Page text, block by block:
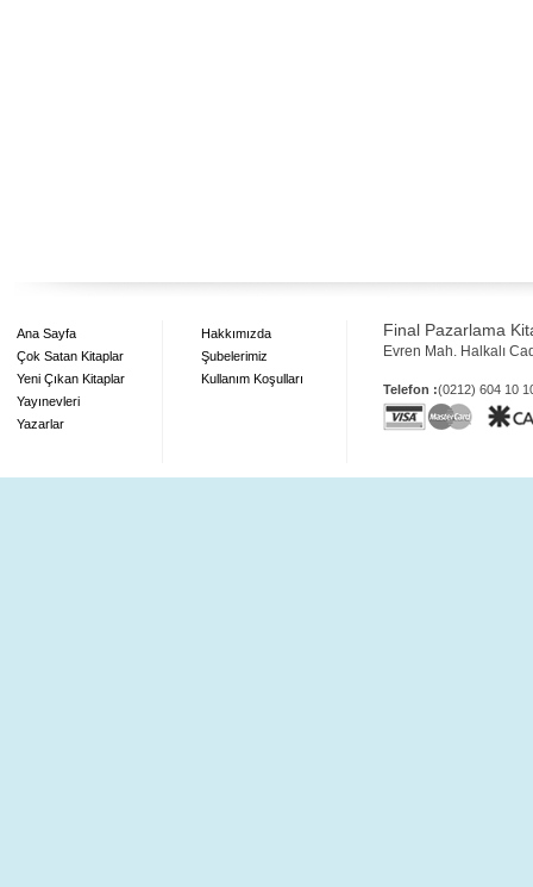
Ana Sayfa
Çok Satan Kitaplar
Yeni Çıkan Kitaplar
Yayınevleri
Yazarlar
Hakkımızda
Şubelerimiz
Kullanım Koşulları
Final Pazarlama
Evren Mah. Halkalı
Telefon :(0212) 604 10